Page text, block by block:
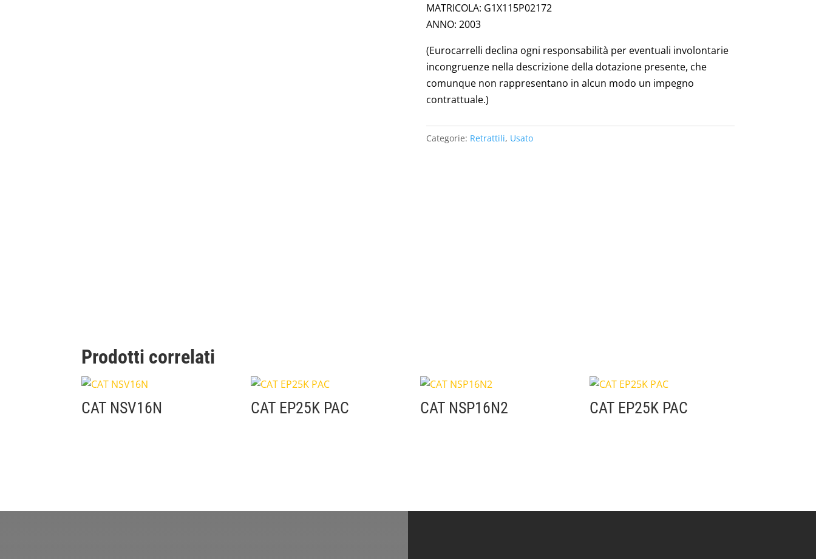
MATRICOLA: G1X115P02172
ANNO: 2003
(Eurocarrelli declina ogni responsabilità per eventuali involontarie
incongruenze nella descrizione della dotazione presente, che
comunque non rappresentano in alcun modo un impegno
contrattuale.)
Categorie: Retrattili, Usato
Prodotti correlati
CAT NSV16N CAT EP25K PAC CAT NSP16N2 CAT EP25K PAC